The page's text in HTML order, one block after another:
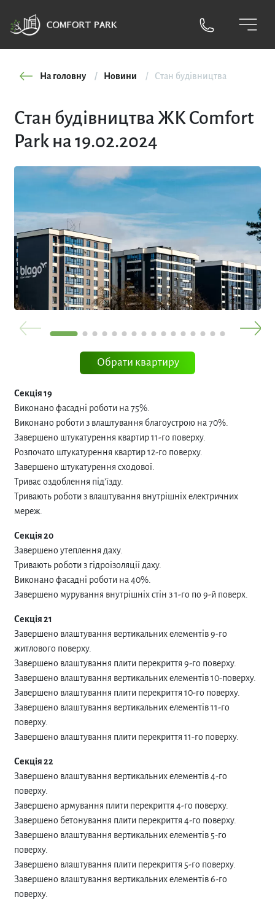
На головну Новини Стан будівництва
Стан будівництва ЖК Comfort
Park на 19.02.2024
Обрати квартиру
Секція 19
Виконано фасадні роботи на 75%.
Виконано роботи з влаштування благоустрою на 70%.
Завершено штукатурення квартир 11-го поверху.
Розпочато штукатурення квартир 12-го поверху.
Завершено штукатурення сходової.
Триває оздоблення під’їзду.
Тривають роботи з влаштування внутрішніх електричних
мереж.
Секція 20
Завершено утеплення даху.
Тривають роботи з гідроізоляції даху.
Виконано фасадні роботи на 40%.
Завершено мурування внутрішніх стін з 1-го по 9-й поверх.
Секція 21
Завершено влаштування вертикальних елементів 9-го
житлового поверху.
Завершено влаштування плити перекриття 9-го поверху.
Завершено влаштування вертикальних елементів 10-поверху.
Завершено влаштування плити перекриття 10-го поверху.
Завершено влаштування вертикальних елементів 11-го
поверху.
Завершено влаштування плити перекриття 11-го поверху.
Секція 22
Завершено влаштування вертикальних елементів 4-го
поверху.
Завершено армування плити перекриття 4-го поверху.
Завершено бетонування плити перекриття 4-го поверху.
Завершено влаштування вертикальних елементів 5-го
поверху.
Завершено влаштування плити перекриття 5-го поверху.
Завершено влаштування вертикальних елементів 6-го
поверху.